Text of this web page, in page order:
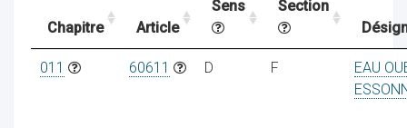
Chapitre Article
Sens
Section
011 60611 D F
EAU